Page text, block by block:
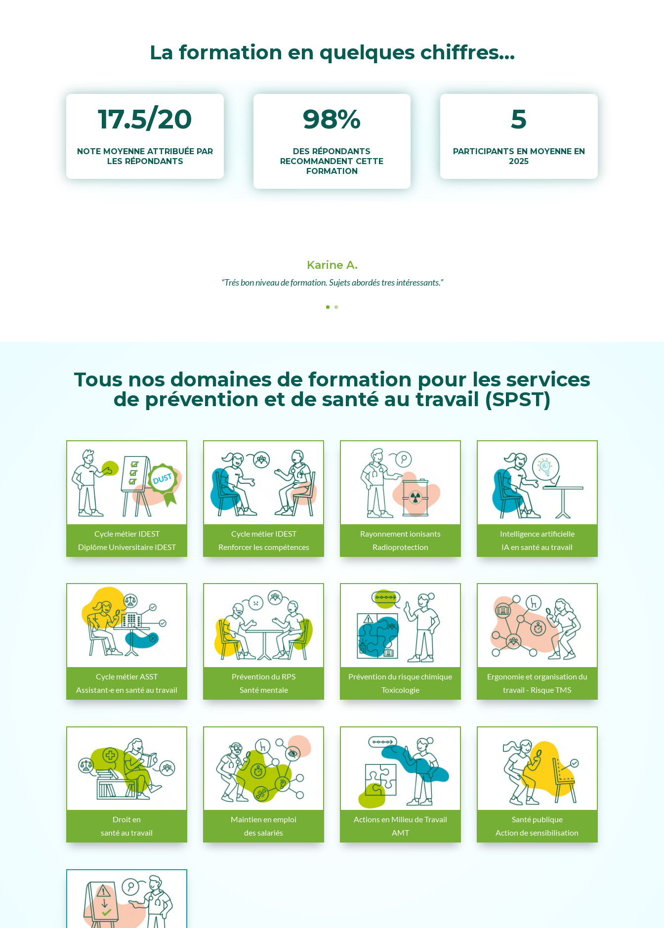
La formation en quelques chiffres…
17.5/20
NOTE MOYENNE ATTRIBUÉE PAR
LES RÉPONDANTS
98%
DES RÉPONDANTS
RECOMMANDENT CETTE
FORMATION
5
PARTICIPANTS EN MOYENNE EN
2025
Karine A.
“Trés bon niveau de formation. Sujets abordés tres intéressants.”
Tous nos domaines de formation pour les services
de prévention et de santé au travail (SPST)
Cycle métier IDEST
Diplôme Universitaire IDEST
Cycle métier IDEST
Renforcer les compétences
Rayonnement ionisants
Radioprotection
Intelligence artificielle
IA en santé au travail
Cycle métier ASST
Assistant·e en santé au travail
Prévention du RPS
Santé mentale
Prévention du risque chimique
Toxicologie
Ergonomie et organisation du
travail - Risque TMS
Droit en
santé au travail
Maintien en emploi
des salariés
Actions en Milieu de Travail
AMT
Santé publique
Action de sensibilisation